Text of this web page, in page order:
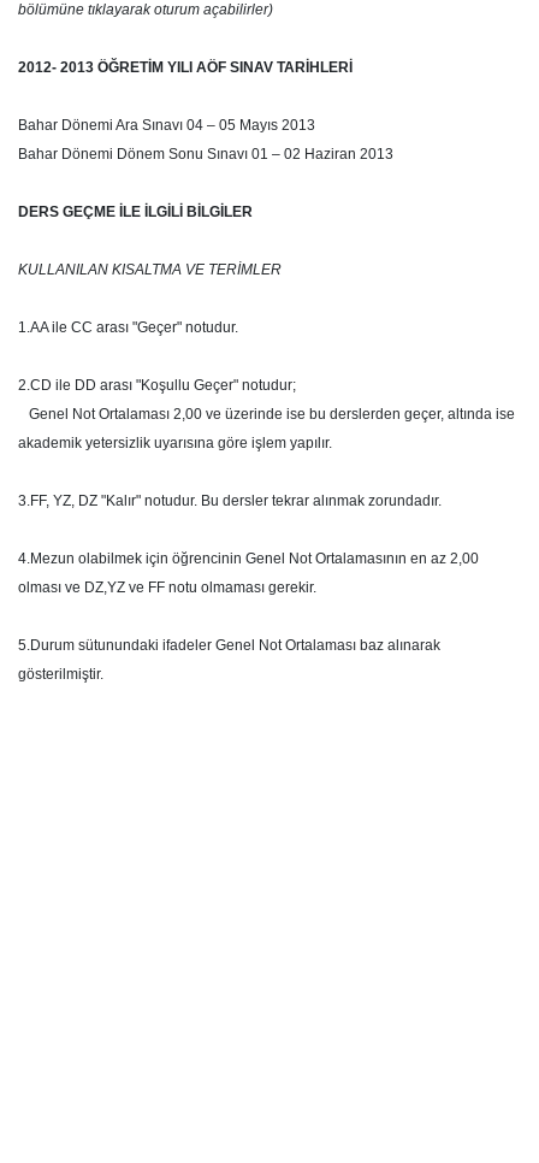
bölümüne tıklayarak oturum açabilirler)
2012- 2013 ÖĞRETİM YILI AÖF SINAV TARİHLERİ
Bahar Dönemi Ara Sınavı 04 – 05 Mayıs 2013
Bahar Dönemi Dönem Sonu Sınavı 01 – 02 Haziran 2013
DERS GEÇME İLE İLGİLİ BİLGİLER
KULLANILAN KISALTMA VE TERİMLER
1.AA ile CC arası "Geçer" notudur.
2.CD ile DD arası "Koşullu Geçer" notudur;
Genel Not Ortalaması 2,00 ve üzerinde ise bu derslerden geçer, altında ise
akademik yetersizlik uyarısına göre işlem yapılır.
3.FF, YZ, DZ "Kalır" notudur. Bu dersler tekrar alınmak zorundadır.
4.Mezun olabilmek için öğrencinin Genel Not Ortalamasının en az 2,00
olması ve DZ,YZ ve FF notu olmaması gerekir.
5.Durum sütunundaki ifadeler Genel Not Ortalaması baz alınarak
gösterilmiştir.